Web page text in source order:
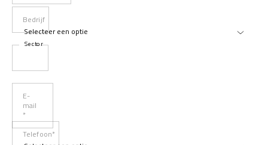
Bedrijf
Sector
E-
mail
*
Telefoon*